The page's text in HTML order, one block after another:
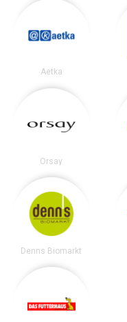
Aetka
Orsay
Denns Biomarkt